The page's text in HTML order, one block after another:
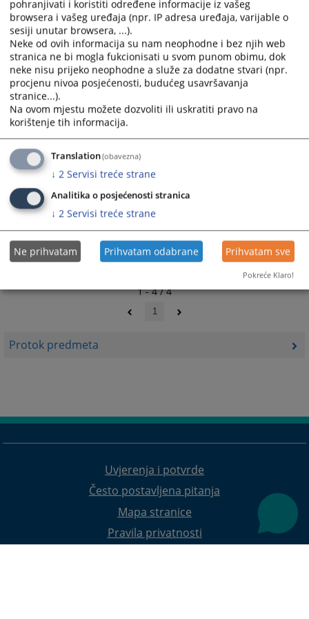
Protok predmeta
and
select
a
date.
Press
the
question
mark
to
get
the
keyboard
shortcuts
changing
dates.
and
select
a
date.
Press
the
question
mark
get
the
keyboard
shortcuts
changing
dates.
30.04.2021.
Godišnji izvještaj o radu suda za 2020. godinu
12.03.2020.
Godišnji izvještaj o radu suda za 2019. godinu
1 - 4 / 4
1
Uvjerenja i potvrde
Često postavljena pitanja
Mapa stranice
Pravila privatnosti
pohranjivati i koristiti određene informacije iz vašeg
browsera i vašeg uređaja (npr. IP adresa uređaja, varijable o
sesiji unutar browsera, ...).
Neke od ovih informacija su nam neophodne i bez njih web
stranica ne bi mogla fukcionisati u svom punom obimu, dok
neke nisu prijeko neophodne a služe za dodatne stvari (npr.
procjenu nivoa posjećenosti, budućeg usavršavanja
stranice...).
Na ovom mjestu možete dozvoliti ili uskratiti pravo na
korištenje tih informacija.
Translation(obavezna)
↓ 2 Servisi treće strane
Analitika o posjećenosti stranica
↓ 2 Servisi treće strane
Ne prihvatam Prihvatam odabrane Prihvatam sve
Pokreće Klaro!